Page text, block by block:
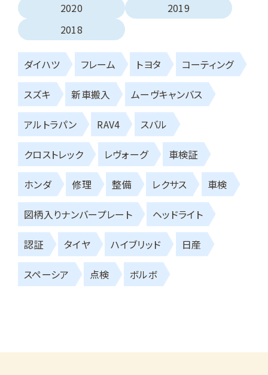
2020
2019
2018
ダイハツ フレーム トヨタ コーティング
スズキ 新車搬入 ムーヴキャンバス
アルトラパン RAV4 スバル
クロストレック レヴォーグ 車検証
ホンダ 修理 整備 レクサス 車検
図柄入りナンバープレート ヘッドライト
認証 タイヤ ハイブリッド 日産
スペーシア 点検 ボルボ